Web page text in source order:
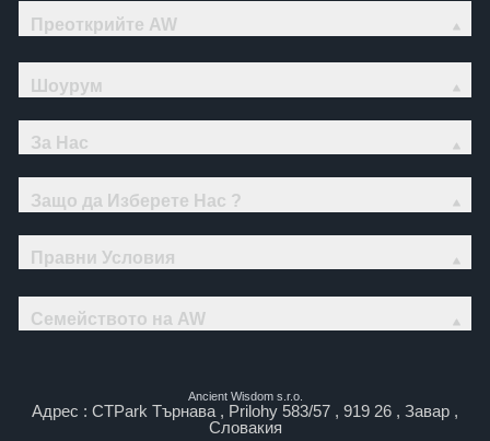
Преоткрийте AW
Шоурум
За Нас
Защо да Изберете Нас ?
Правни Условия
Семейството на AW
Ancient Wisdom s.r.o.
Адрес : CTPark Търнава , Prilohy 583/57 , 919 26 , Завар ,
Словакия